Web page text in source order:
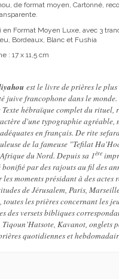
de format moyen, Cartonné,
en Format Moyen Luxe, avec 3
Bordeaux, Blanc et Fushia
: 17 x 11,5 cm
est lelivre de prières le
juive francophone dans le
hébraïque complet du rituel,
d'une typographie
en français. De rite
de la fameuse "Tefilat
du Nord. Depuis sa 1ère
bonifié par des rajouts au fil des
les moments présidant à des
de Jérusalem, Paris,
toutes les prières concernant les
des versets bibliques
Kavanot, onglets
quotidiennes et